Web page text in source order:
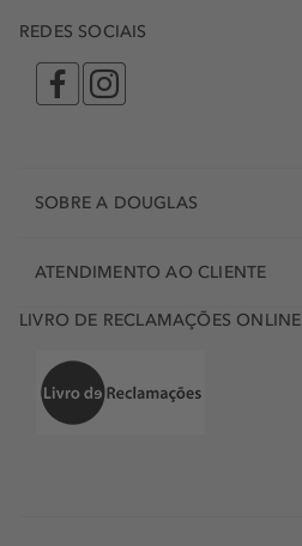
REDES SOCIAIS
SOBRE A DOUGLAS
ATENDIMENTO AO CLIENTE
LIVRO DE RECLAMAÇÕES ONLINE